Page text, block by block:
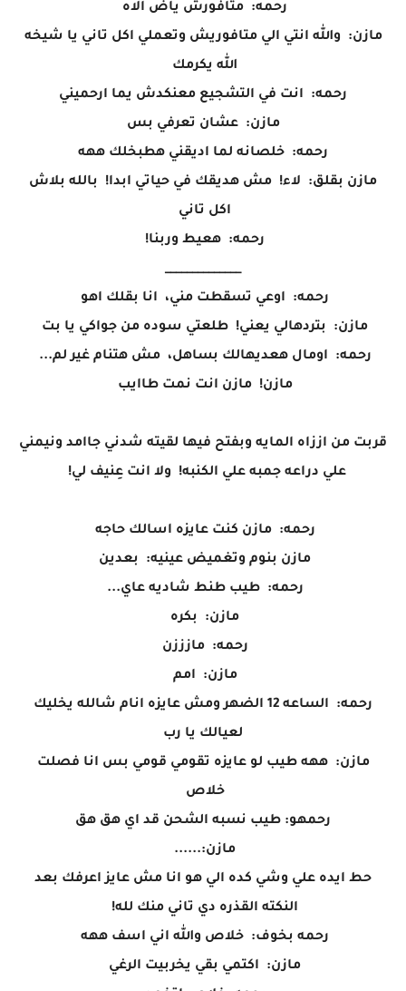
رحمه: متافورش ياض الاه
مازن: والله انتي الي متافوريش وتعملي اكل تاني يا شيخه
الله يكرمك
رحمه: انت في التشجيع معنكدش يما ارحميني
مازن: عشان تعرفي بس
رحمه: خلصانه لما اديقني هطبخلك ههه
مازن بقلق: لاء! مش هديقك في حياتي ابدا! بالله بلاش
اكل تاني
رحمه: هعيط وربنا!
______________
رحمه: اوعي تسقطت مني، انا بقلك اهو
مازن: بتردهالي يعني! طلعتي سوده من جواكي يا بت
رحمه: اومال هعديهالك بساهل، مش هتنام غير لم...
مازن! مازن انت نمت طاايب
قربت من اززاه المايه وبفتح فيها لقيته شدني جاامد ونيمني
علي دراعه جمبه علي الكنبه! ولا انت عِنيف لي!
رحمه: مازن كنت عايزه اسالك حاجه
مازن بنوم وتغميض عينيه: بعدين
رحمه: طيب طنط شاديه عاي...
مازن: بكره
رحمه: مازززن
مازن: امم
رحمه: الساعه 12 الضهر ومش عايزه انام شالله يخليك
لعيالك يا رب
مازن: ههه طيب لو عايزه تقومي قومي بس انا فصلت
خلاص
رحمهو: طيب نسبه الشحن قد اي هق هق
مازن:......
حط ايده علي وشي كده الي هو انا مش عايز اعرفك بعد
النكته القذره دي تاني منك لله!
رحمه بخوف: خلاص والله اني اسف ههه
مازن: اكتمي بقي يخربيت الرغي